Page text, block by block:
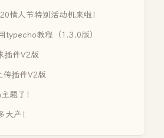
情人节特别活动机来啦！
typecho教程（1.3.0版）
插件V2版
插件V2版
题了！
大产！